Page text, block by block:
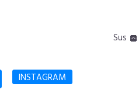
Sus
INSTAGRAM